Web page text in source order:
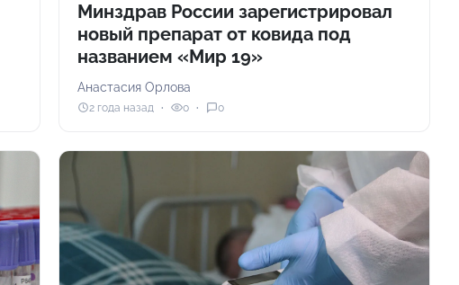
Минздрав России зарегистрировал
новый препарат от ковида под
названием «Мир 19»
Анастасия Орлова
2 года назад 0 0